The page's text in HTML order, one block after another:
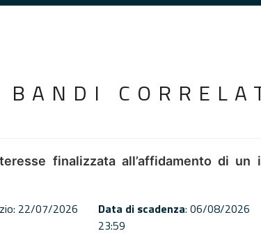
finalizzata all’affidamento di un
22/07/2026
Data di scadenza: 06/08/2026
23:59